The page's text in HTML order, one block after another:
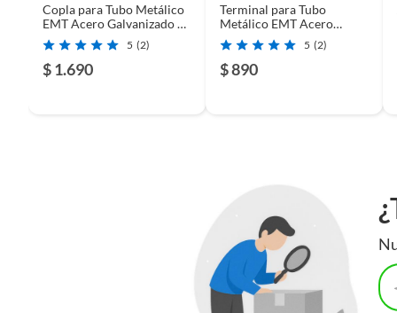
Capacidad 30/
Tipo de energía
Copla para Tubo Metálico
EMT Acero Galvanizado 35
x 35 mm
5 (2)
$ 1.690
Terminal para Tubo
Metálico EMT Acero
Galvanizado 32 x 40 mm
5 (2)
$ 890